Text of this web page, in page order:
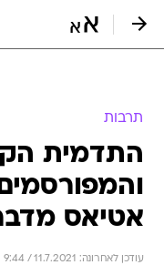
תרבות
התדמית
אטיאס
עודכן לאחרונה: 11.7.2021 / 9:44